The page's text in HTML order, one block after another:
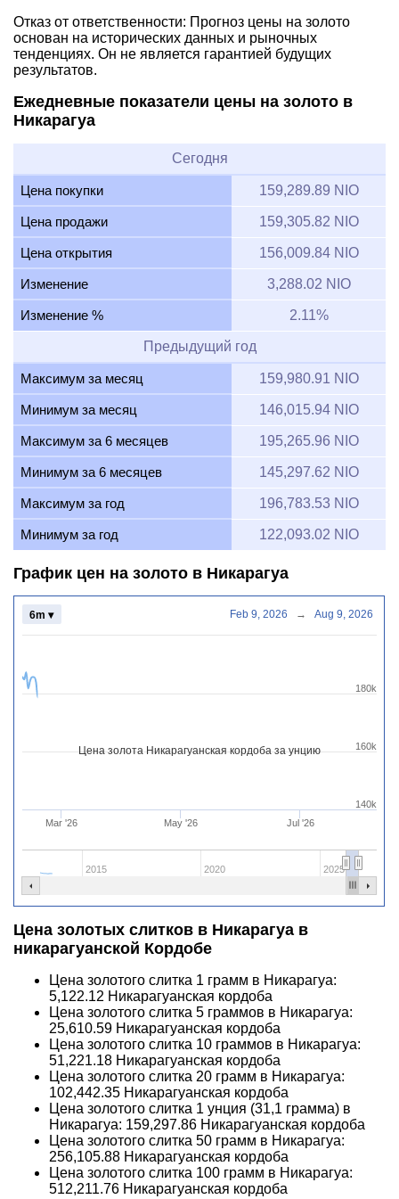
Отказ от ответственности: Прогноз цены на золото
основан на исторических данных и рыночных
тенденциях. Он не является гарантией будущих
результатов.
Ежедневные показатели цены на золото в
Никарагуа
Сегодня
Цена покупки 159,289.89 NIO
Цена продажи 159,305.82 NIO
Цена открытия 156,009.84 NIO
Изменение 3,288.02 NIO
Изменение % 2.11%
Предыдущий год
Максимум за месяц 159,980.91 NIO
Минимум за месяц 146,015.94 NIO
Максимум за 6 месяцев 195,265.96 NIO
Минимум за 6 месяцев 145,297.62 NIO
Максимум за год 196,783.53 NIO
Минимум за год 122,093.02 NIO
График цен на золото в Никарагуа
Цена золота Никарагуанская кордоба за унцию
Mar '26 May '26 Jul '26
2015 2020 2025
140k
160k
180k
6m ▾ Feb 9, 2026 → Aug 9, 2026
Цена золотых слитков в Никарагуа в
никарагуанской Кордобе
Цена золотого слитка 1 грамм в Никарагуа:
5,122.12 Никарагуанская кордоба
Цена золотого слитка 5 граммов в Никарагуа:
25,610.59 Никарагуанская кордоба
Цена золотого слитка 10 граммов в Никарагуа:
51,221.18 Никарагуанская кордоба
Цена золотого слитка 20 грамм в Никарагуа:
102,442.35 Никарагуанская кордоба
Цена золотого слитка 1 унция (31,1 грамма) в
Никарагуа: 159,297.86 Никарагуанская кордоба
Цена золотого слитка 50 грамм в Никарагуа:
256,105.88 Никарагуанская кордоба
Цена золотого слитка 100 грамм в Никарагуа:
512,211.76 Никарагуанская кордоба